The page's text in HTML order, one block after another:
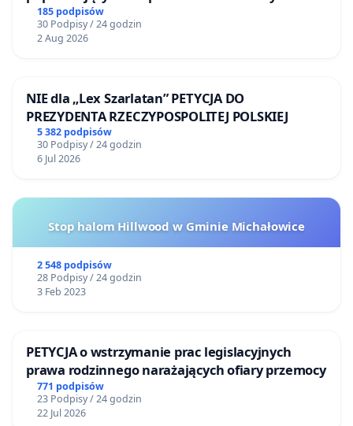
Żeromskiego w Otwocku
185 podpisów
30 Podpisy / 24 godzin
2 Aug 2026
NIE dla „Lex Szarlatan” PETYCJA DO
PREZYDENTA RZECZYPOSPOLITEJ POLSKIEJ
5 382 podpisów
30 Podpisy / 24 godzin
6 Jul 2026
Stop halom Hillwood w Gminie Michałowice
2 548 podpisów
28 Podpisy / 24 godzin
3 Feb 2023
PETYCJA o wstrzymanie prac legislacyjnych
prawa rodzinnego narażających ofiary przemocy
771 podpisów
23 Podpisy / 24 godzin
22 Jul 2026